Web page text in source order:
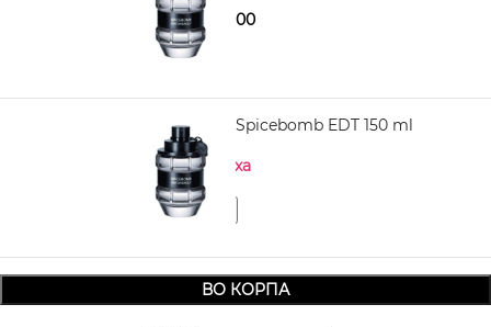
5.350,004.680,00
VIKTOR ROLF Spicebomb EDT 150 ml
Нема на залиха
ВО КОРПА